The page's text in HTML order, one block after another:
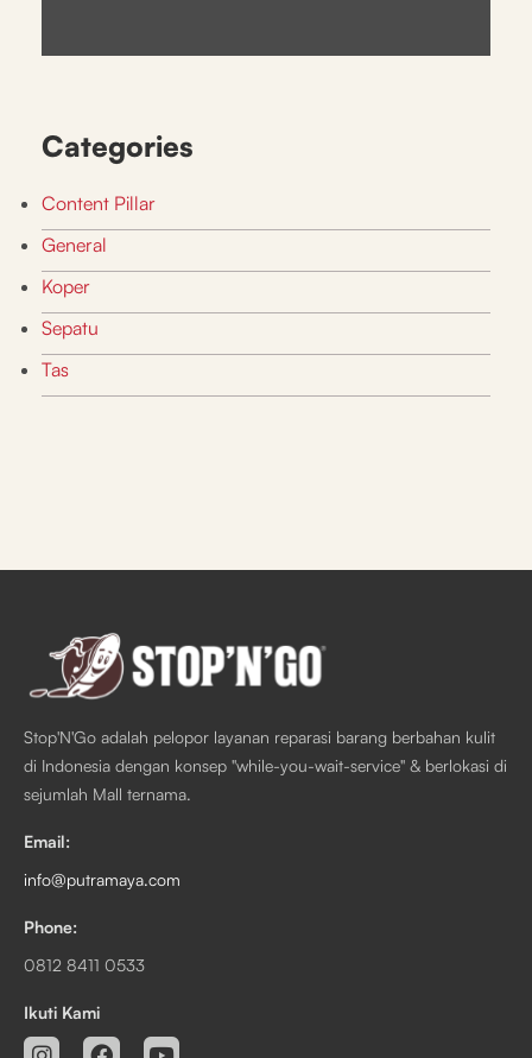
Categories
Content Pillar
General
Koper
Sepatu
Tas
Stop'N'Go adalah pelopor layanan reparasi barang berbahan kulit
di Indonesia dengan konsep "while-you-wait-service" & berlokasi di
sejumlah Mall ternama.
Email:
info@putramaya.com
Phone:
0812 8411 0533
Ikuti Kami